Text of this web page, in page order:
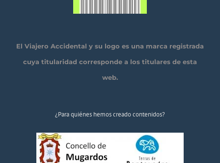
El Viajero Accidental y su logo es una marca registrada
cuya titularidad corresponde a los titulares de esta
web.
¿Para quiénes hemos creado contenidos?